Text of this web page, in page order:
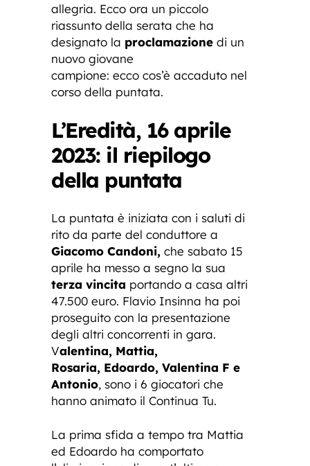
allegria. Ecco ora un piccolo
riassunto della serata che ha
designato la proclamazione di un
nuovo giovane
campione: ecco cos’è accaduto nel
corso della puntata.
L’Eredità, 16 aprile
2023: il riepilogo
della puntata
La puntata è iniziata con i saluti di
rito da parte del conduttore a
Giacomo Candoni, che sabato 15
aprile ha messo a segno la sua
terza vincita portando a casa altri
47.500 euro. Flavio Insinna ha poi
proseguito con la presentazione
degli altri concorrenti in gara.
Valentina, Mattia,
Rosaria, Edoardo, Valentina F e
Antonio, sono i 6 giocatori che
hanno animato il Continua Tu.
La prima sfida a tempo tra Mattia
ed Edoardo ha comportato